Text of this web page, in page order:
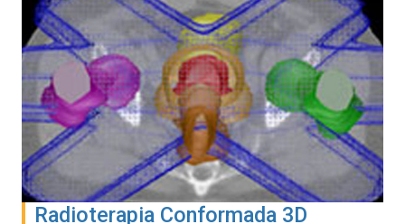
Radioterapia Conformada 3D